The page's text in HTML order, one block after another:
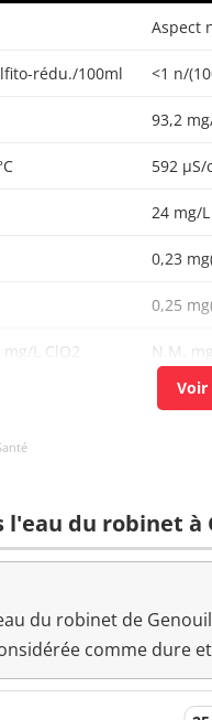
Aspect
rédu./100ml <1 n/
93,2
592 µS/
24 mg/L
0,23
0,25
L ClO2 N.M.
0,61
à 22°-68h <1 n/mL
à 36°-44h
5,2
<0,05
l'eau du robinet à
du robinet de
comme dure